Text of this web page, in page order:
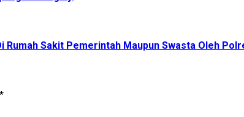
Sakit Pemerintah Maupun Swasta Oleh
*